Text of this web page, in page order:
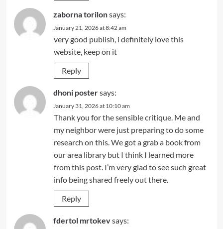
zaborna torilonsays:
January 21, 2026 at 8:42 am
very good publish, i definitely love this
website, keep on it
Reply
dhoni postersays:
January 31, 2026 at 10:10 am
Thank you for the sensible critique. Me and
my neighbor were just preparing to do some
research on this. We got a grab a book from
our area library but I think I learned more
from this post. I’m very glad to see such great
info being shared freely out there.
Reply
fdertol mrtokevsays: